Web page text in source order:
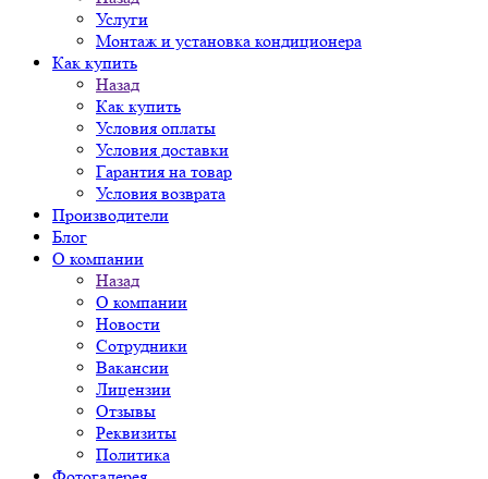
Услуги
Монтаж и установка кондиционера
Как купить
Назад
Как купить
Условия оплаты
Условия доставки
Гарантия на товар
Условия возврата
Производители
Блог
О компании
Назад
О компании
Новости
Сотрудники
Вакансии
Лицензии
Отзывы
Реквизиты
Политика